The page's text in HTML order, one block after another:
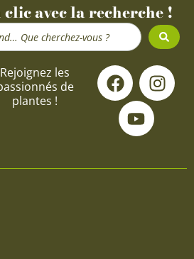
avec la recherche !
Rejoignez les
de
plantes !
F
a
c
e
o
I
n
s
g
Y
o
u
t
u
b